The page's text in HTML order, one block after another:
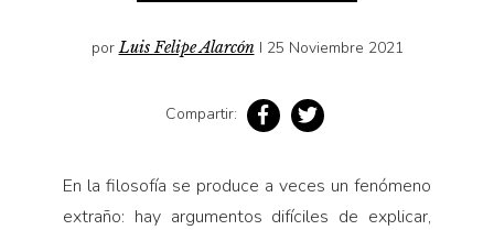
porLuis Felipe Alarcón I 25 Noviembre 2021
Compartir:
En la filosofía se produce a veces un fenó­meno
extraño: hay argumentos difíciles de explicar,